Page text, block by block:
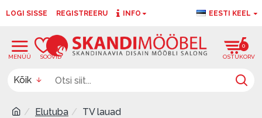
LOGI SISSE REGISTREERU INFO EESTI KEEL
0
Kõik
Elutuba TV lauad